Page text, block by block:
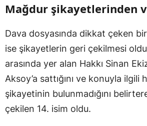
Mağdur şikayetlerinden
Dava dosyasında dikkat çeken
ise şikayetlerin geri çekilmesi
arasında yer alan Hakkı Sinan
Aksoy’a sattığını ve konuyla ilgili
şikayetinin bulunmadığını
çekilen 14. isim oldu.